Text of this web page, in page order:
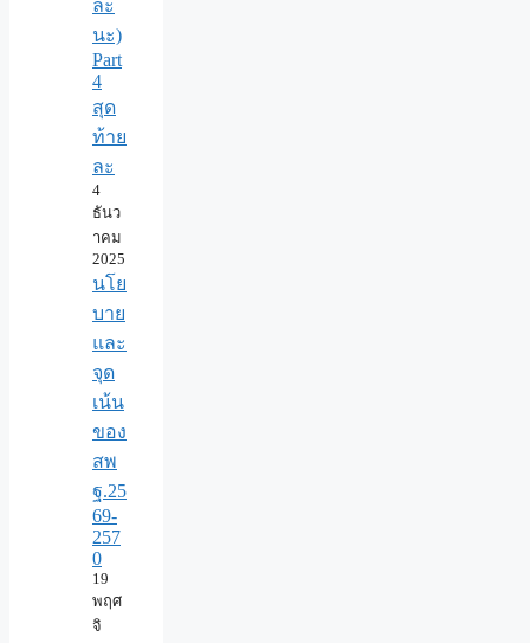
ละ
นะ)
Part
4
สุด
ท้าย
ละ
4
ธันว
าคม
2025
นโย
บาย
และ
จุด
เน้น
ของ
สพ
ฐ.25
69-
257
0
19
พฤศ
จิ